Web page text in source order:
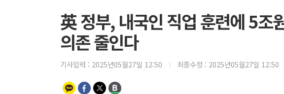
英 정부, 내국인 직업 훈련에 5
의존 줄인다
기사입력 : 2025년05월27일 12:50 최종수정 : 2025년05월27일 12:50